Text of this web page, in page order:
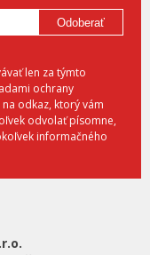
Odoberať
len za týmto
ochrany
odkaz, ktorý vám
odvolať písomne,
informačného